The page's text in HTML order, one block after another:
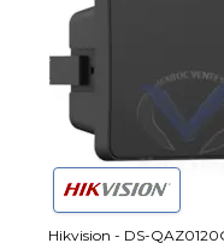
Hikvision - DS-